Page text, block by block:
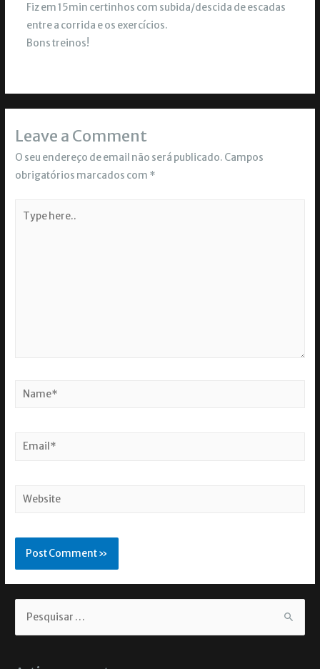
Fiz em 15min certinhos com subida/descida de escadas
entre a corrida e os exercícios.
Bons treinos!
Leave a Comment
O seu endereço de email não será publicado. Campos
obrigatórios marcados com *